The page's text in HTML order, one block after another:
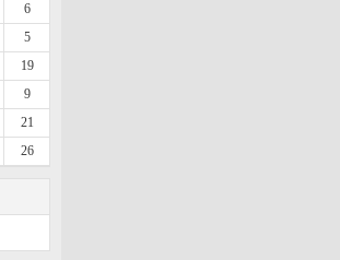
6
5
19
9
21
26